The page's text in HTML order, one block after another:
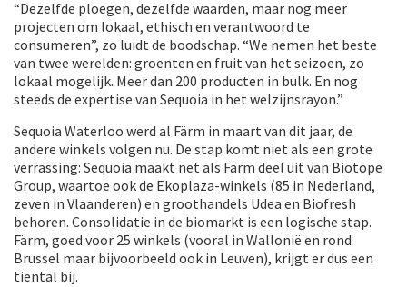
“Dezelfde ploegen, dezelfde waarden, maar nog meer
projecten om lokaal, ethisch en verantwoord te
consumeren”, zo luidt de boodschap. “We nemen het beste
van twee werelden: groenten en fruit van het seizoen, zo
lokaal mogelijk. Meer dan 200 producten in bulk. En nog
steeds de expertise van Sequoia in het welzijnsrayon.”
Sequoia Waterloo werd al Färm in maart van dit jaar, de
andere winkels volgen nu. De stap komt niet als een grote
verrassing: Sequoia maakt net als Färm deel uit van Biotope
Group, waartoe ook de Ekoplaza-winkels (85 in Nederland,
zeven in Vlaanderen) en groothandels Udea en Biofresh
behoren. Consolidatie in de biomarkt is een logische stap.
Färm, goed voor 25 winkels (vooral in Wallonië en rond
Brussel maar bijvoorbeeld ook in Leuven), krijgt er dus een
tiental bij.